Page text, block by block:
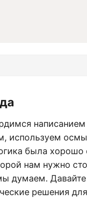
используем
была хорошо
нам нужно
думаем. Давайте
решения